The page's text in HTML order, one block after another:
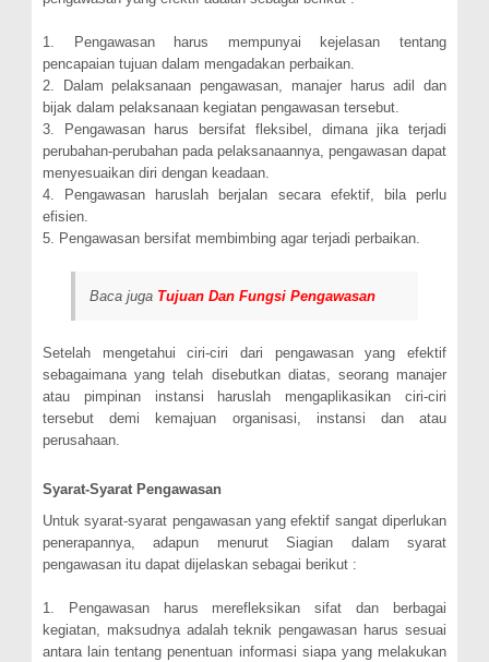
1. Pengawasan harus mempunyai kejelasan tentang
pencapaian tujuan dalam mengadakan perbaikan.
2. Dalam pelaksanaan pengawasan, manajer harus adil dan
bijak dalam pelaksanaan kegiatan pengawasan tersebut.
3. Pengawasan harus bersifat fleksibel, dimana jika terjadi
perubahan-perubahan pada pelaksanaannya, pengawasan dapat
menyesuaikan diri dengan keadaan.
4. Pengawasan haruslah berjalan secara efektif, bila perlu
efisien.
5. Pengawasan bersifat membimbing agar terjadi perbaikan.
Baca juga Tujuan Dan Fungsi Pengawasan
Setelah mengetahui ciri-ciri dari pengawasan yang efektif
sebagaimana yang telah disebutkan diatas, seorang manajer
atau pimpinan instansi haruslah mengaplikasikan ciri-ciri
tersebut demi kemajuan organisasi, instansi dan atau
perusahaan.
Syarat-Syarat Pengawasan
Untuk syarat-syarat pengawasan yang efektif sangat diperlukan
penerapannya, adapun menurut Siagian dalam syarat
pengawasan itu dapat dijelaskan sebagai berikut :
1. Pengawasan harus merefleksikan sifat dan berbagai
kegiatan, maksudnya adalah teknik pengawasan harus sesuai
antara lain tentang penentuan informasi siapa yang melakukan